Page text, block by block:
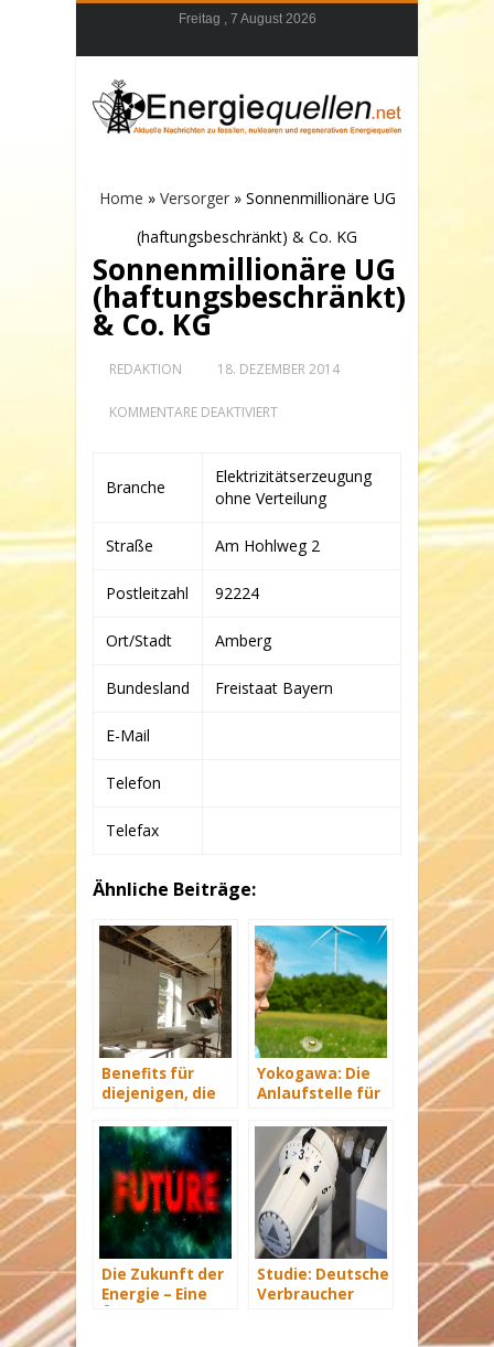
Freitag , 7 August 2026
Home » Versorger» Sonnenmillionäre UG
(haftungsbeschränkt) & Co. KG
Sonnenmillionäre UG
(haftungsbeschränkt)
& Co. KG
REDAKTION 18. DEZEMBER 2014
KOMMENTARE DEAKTIVIERTFÜR
(HAFTUNGSBESCHRÄNKT)
&
CO.
Branche
Elektrizitätserzeugung
ohne Verteilung
Straße Am Hohlweg 2
Postleitzahl 92224
Ort/Stadt Amberg
Bundesland Freistaat Bayern
E-Mail
Telefon
Telefax
Ähnliche Beiträge:
Benefits für
diejenigen, die
sanieren
Yokogawa: Die
Anlaufstelle für
automatisiere
Lösungen im
Energiemanagement
Die Zukunft der
Energie – Eine
Studie: Deutsche
Verbraucher